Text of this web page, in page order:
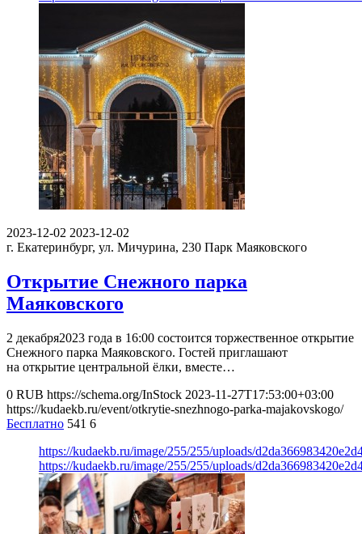
2023-12-02 2023-12-02
г. Екатеринбург, ул. Мичурина, 230 Парк Маяковского
Открытие Снежного парка
Маяковского
2 декабря2023 года в 16:00 состоится торжественное открытие
Снежного парка Маяковского. Гостей приглашают
на открытие центральной ёлки, вместе…
0 RUB https://schema.org/InStock 2023-11-27T17:53:00+03:00
https://kudaekb.ru/event/otkrytie-snezhnogo-parka-majakovskogo/
Бесплатно 541 6
https://kudaekb.ru/image/255/255/uploads/
https://kudaekb.ru/image/255/255/uploads/